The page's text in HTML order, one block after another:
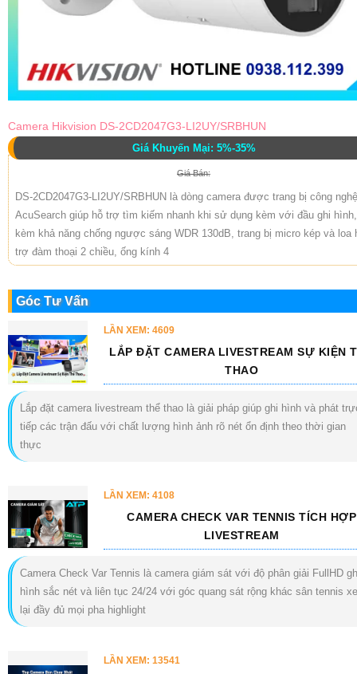
Camera Hikvision DS-2CD2047G3-LI2UY/SRBHUN
Giá Khuyến Mại: 5%-35%
Giá Bán:
DS-2CD2047G3-LI2UY/SRBHUN là dòng camera được trang bị công nghệ
AcuSearch giúp hỗ trợ tìm kiếm nhanh khi sử dụng kèm với đầu ghi hình,
kèm khả năng chống ngược sáng WDR 130dB, trang bị micro kép và loa
trợ đàm thoại 2 chiều, ống kính 4
Góc Tư Vấn
LẦN XEM: 4609
LẮP ĐẶT CAMERA LIVESTREAM SỰ KIỆN
THAO
Lắp đặt camera livestream thể thao là giải pháp giúp ghi hình và phát
tiếp các trận đấu với chất lượng hình ảnh rõ nét ổn định theo thời gian
thực
LẦN XEM: 4108
CAMERA CHECK VAR TENNIS TÍCH HỢP
LIVESTREAM
Camera Check Var Tennis là camera giám sát với độ phân giải FullHD
hình sắc nét và liên tục 24/24 với góc quang sát rộng khác sân tennis
lại đầy đủ mọi pha highlight
LẦN XEM: 13541